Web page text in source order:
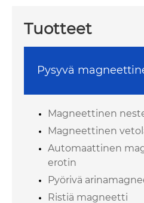
Tuotteet
Pysyvä
Magneettinen
Magneettinen
Automaattinen
erotin
Pyörivä
Ristiä magneetti